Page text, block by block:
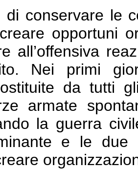
di conservare le
opportuni
all’offensiva
Nei primi
da tutti
armate
la guerra
e le